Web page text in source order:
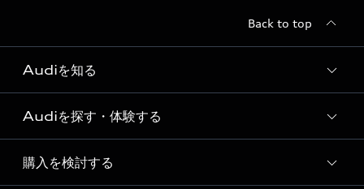
Back to top
Audiを知る
Audi ブランド
Story of Progress
Audiを探す・体験する
ディーラー検索
購入を検討する